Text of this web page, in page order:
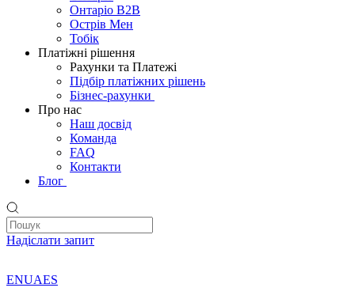
Онтаріо B2B
Острів Мен
Тобік
Платіжні рішення
Рахунки та Платежі
Підбір платіжних рішень
Бізнес-рахунки
Про нас
Наш досвід
Команда
FAQ
Контакти
Блог
Надіслати запит
ENUAES